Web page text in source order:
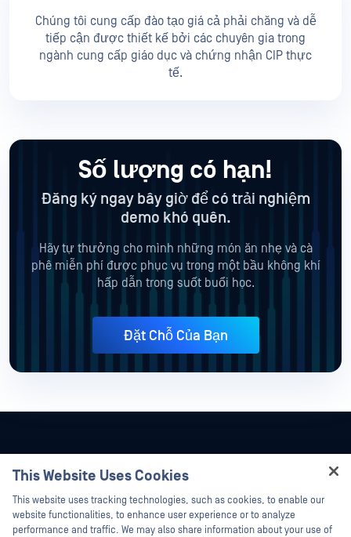
Chúng tôi cung cấp đào tạo giá cả phải chăng và dễ
tiếp cận được thiết kế bởi các chuyên gia trong
ngành cung cấp giáo dục và chứng nhận CIP thực
tế.
Số lượng có hạn!
Đăng ký ngay bây giờ để có trải nghiệm
demo khó quên.
Hãy tự thưởng cho mình những món ăn nhẹ và cà
phê miễn phí được phục vụ trong một bầu không khí
hấp dẫn trong suốt buổi học.
Đặt Chỗ Của Bạn
This Website Uses Cookies
This website uses tracking technologies, such as cookies, to enable our
website functionalities, to enhance user experience or to analyze
performance and traffic. We may also share information about your use of
Hey there!
I'm Ozzy, your OPSWAT virtual assistant.
How can I help you secure what's critical